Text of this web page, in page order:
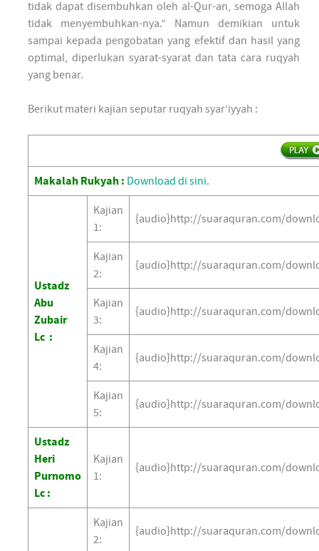
tidak dapat disembuhkan oleh al-Qur-an, semoga Allah
tidak menyembuhkan-nya.” Namun demikian untuk
sampai kepada pengobatan yang efektif dan hasil yang
optimal, diperlukan syarat-syarat dan tata cara ruqyah
yang benar.
Berikut materi kajian seputar ruqyah syar’iyyah :
Makalah Rukyah : Download di sini.
Ustadz
Abu
Zubair
Lc :
Kajian
1:
{audio}http://suaraquran.com/
Kajian
2:
{audio}http://suaraquran.com/
Kajian
3:
{audio}http://suaraquran.com/
Kajian
4:
{audio}http://suaraquran.com/
Kajian
5:
{audio}http://suaraquran.com/
Ustadz
Heri
Purnomo
Lc :
Kajian
1:
{audio}http://suaraquran.com/
Kajian
2:
{audio}http://suaraquran.com/